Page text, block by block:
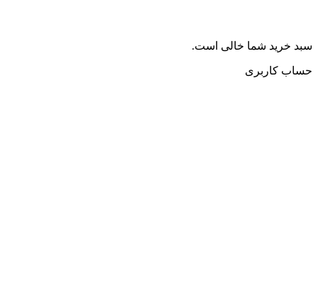
سبد خرید شما خالی است.
حساب کاربری